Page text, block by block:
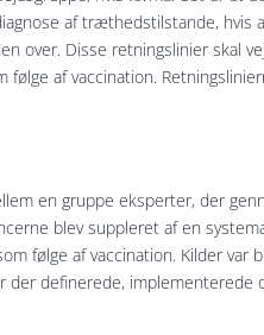
af træthedstilstande, hvis
over. Disse retningslinier skal
af vaccination.
en gruppe eksperter, der
blev suppleret af en
følge af vaccination. Kilder var
definerede, implementerede